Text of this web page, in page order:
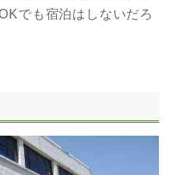
でも宿泊はしないだろ